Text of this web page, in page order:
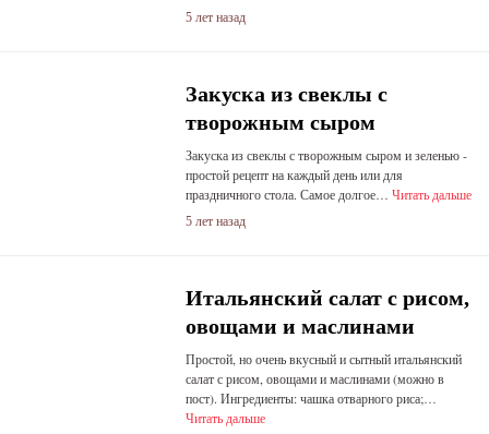
5 лет назад
Закуска из свеклы с
творожным сыром
Закуска из свеклы с творожным сыром и зеленью -
простой рецепт на каждый день или для
праздничного стола. Самое долгое… Читать дальше
5 лет назад
Итальянский салат с рисом,
овощами и маслинами
Простой, но очень вкусный и сытный итальянский
салат с рисом, овощами и маслинами (можно в
пост). Ингредиенты: чашка отварного риса;…
Читать дальше